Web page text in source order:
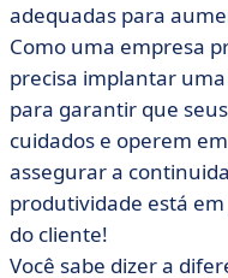
• 3. Manutenção
• 4. Manutenção
• 5. Manutenção
• 6. Manutenção
• 7. Manutenção
• Soluções de
• Qual é o próximo
adequadas para
Como uma empresa
precisa implantar
para garantir que
cuidados e operem
assegurar a
produtividade está
do cliente!
Você sabe dizer a